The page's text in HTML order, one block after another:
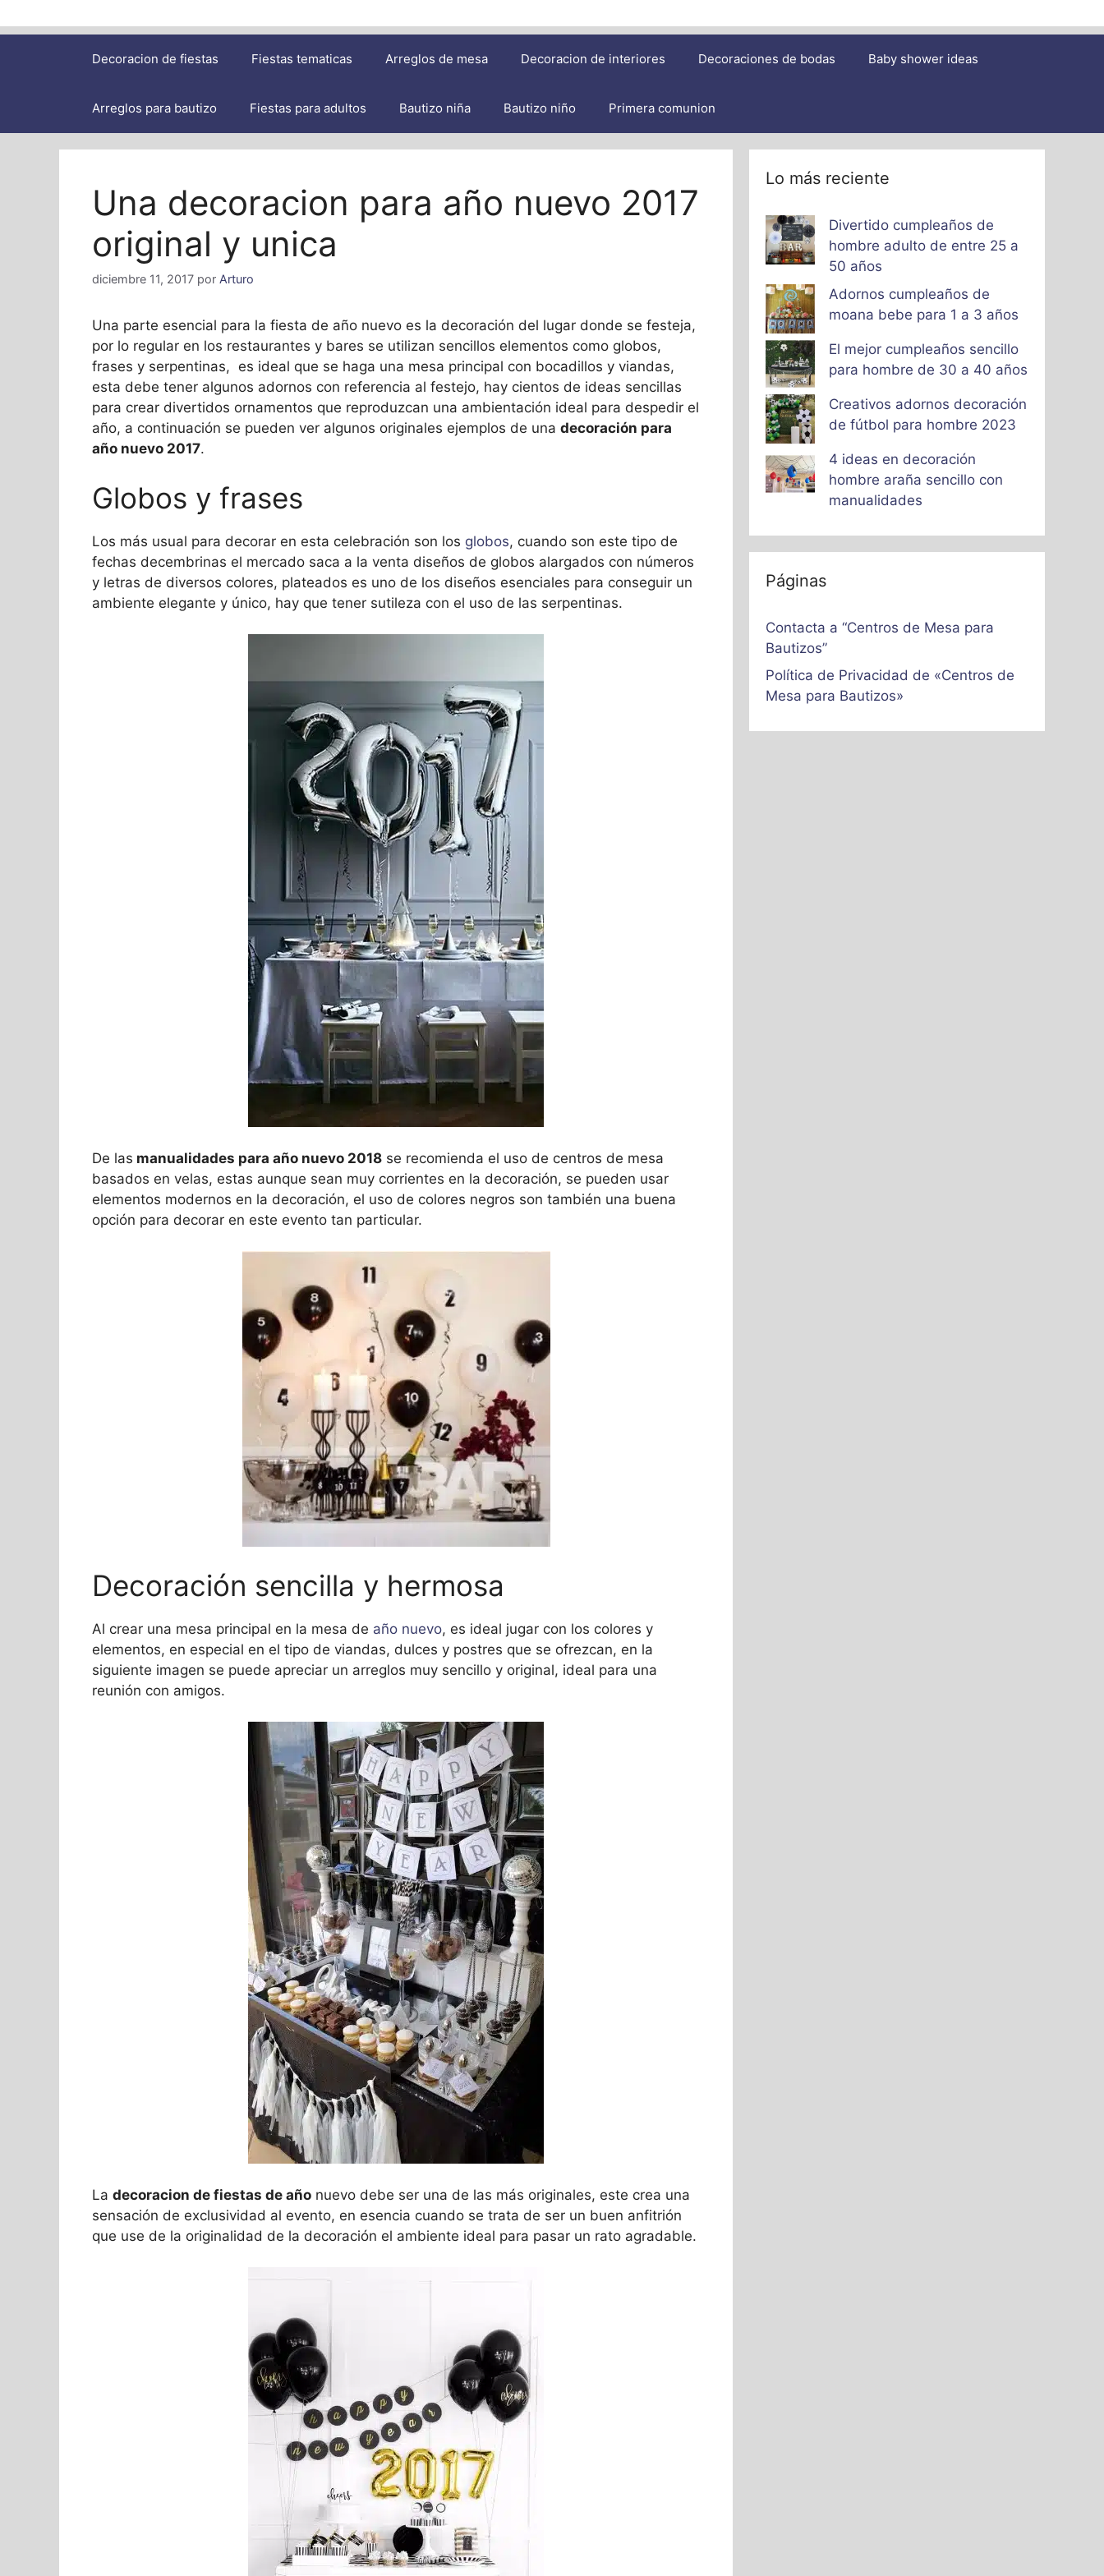
Decoracion de fiestas Fiestas tematicas Arreglos de mesa Decoracion de interiores Decoraciones de bodas Baby shower ideas
Arreglos para bautizo Fiestas para adultos Bautizo niña Bautizo niño Primera comunion
Una decoracion para año nuevo 2017
original y unica
diciembre 11, 2017 por Arturo
Una parte esencial para la fiesta de año nuevo es la decoración del lugar donde se festeja,
por lo regular en los restaurantes y bares se utilizan sencillos elementos como globos,
frases y serpentinas, es ideal que se haga una mesa principal con bocadillos y viandas,
esta debe tener algunos adornos con referencia al festejo, hay cientos de ideas sencillas
para crear divertidos ornamentos que reproduzcan una ambientación ideal para despedir el
año, a continuación se pueden ver algunos originales ejemplos de una decoración para
año nuevo 2017.
Globos y frases
Los más usual para decorar en esta celebración son los globos, cuando son este tipo de
fechas decembrinas el mercado saca a la venta diseños de globos alargados con números
y letras de diversos colores, plateados es uno de los diseños esenciales para conseguir un
ambiente elegante y único, hay que tener sutileza con el uso de las serpentinas.
De las manualidades para año nuevo 2018 se recomienda el uso de centros de mesa
basados en velas, estas aunque sean muy corrientes en la decoración, se pueden usar
elementos modernos en la decoración, el uso de colores negros son también una buena
opción para decorar en este evento tan particular.
Decoración sencilla y hermosa
Al crear una mesa principal en la mesa de año nuevo, es ideal jugar con los colores y
elementos, en especial en el tipo de viandas, dulces y postres que se ofrezcan, en la
siguiente imagen se puede apreciar un arreglos muy sencillo y original, ideal para una
reunión con amigos.
La decoracion de fiestas de año nuevo debe ser una de las más originales, este crea una
sensación de exclusividad al evento, en esencia cuando se trata de ser un buen anfitrión
que use de la originalidad de la decoración el ambiente ideal para pasar un rato agradable.
Lo más reciente
Divertido cumpleaños de
hombre adulto de entre 25 a
50 años
Adornos cumpleaños de
moana bebe para 1 a 3 años
El mejor cumpleaños sencillo
para hombre de 30 a 40 años
Creativos adornos decoración
de fútbol para hombre 2023
4 ideas en decoración
hombre araña sencillo con
manualidades
Páginas
Contacta a “Centros de Mesa para
Bautizos”
Política de Privacidad de «Centros de
Mesa para Bautizos»